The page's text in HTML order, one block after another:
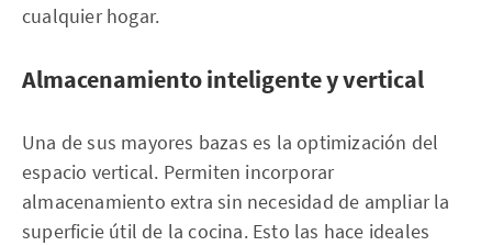
cualquier hogar.
Almacenamiento inteligente y vertical
Una de sus mayores bazas es la optimización del
espacio vertical. Permiten incorporar
almacenamiento extra sin necesidad de ampliar la
superficie útil de la cocina. Esto las hace ideales